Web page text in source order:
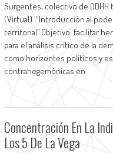
Surgentes, colectivo de
(Virtual): “Introducción al
territorial”.Objetivo: facilitar
para el análisis crítico de la
como horizontes políticos y
contrahegemónicas en
Concentración En La
Los 5 De La Vega